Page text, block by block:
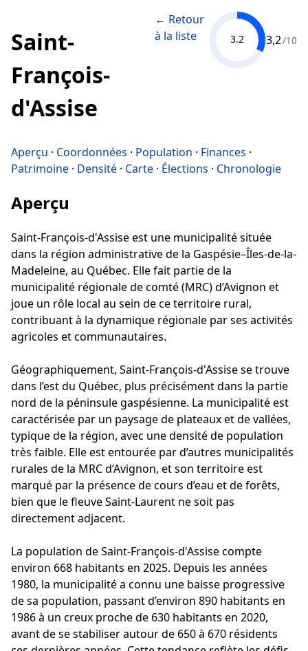
Saint-
François-
d'Assise
← Retour
à la liste
3.2 3,2/10
Aperçu · Coordonnées · Population · Finances ·
Patrimoine · Densité · Carte · Élections · Chronologie
Aperçu
Saint-François-d'Assise est une municipalité située
dans la région administrative de la Gaspésie–Îles-de-la-
Madeleine, au Québec. Elle fait partie de la
municipalité régionale de comté (MRC) d’Avignon et
joue un rôle local au sein de ce territoire rural,
contribuant à la dynamique régionale par ses activités
agricoles et communautaires.
Géographiquement, Saint-François-d'Assise se trouve
dans l’est du Québec, plus précisément dans la partie
nord de la péninsule gaspésienne. La municipalité est
caractérisée par un paysage de plateaux et de vallées,
typique de la région, avec une densité de population
très faible. Elle est entourée par d’autres municipalités
rurales de la MRC d’Avignon, et son territoire est
marqué par la présence de cours d’eau et de forêts,
bien que le fleuve Saint-Laurent ne soit pas
directement adjacent.
La population de Saint-François-d'Assise compte
environ 668 habitants en 2025. Depuis les années
1980, la municipalité a connu une baisse progressive
de sa population, passant d’environ 890 habitants en
1986 à un creux proche de 630 habitants en 2020,
avant de se stabiliser autour de 650 à 670 résidents